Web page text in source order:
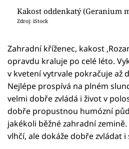
Kakost oddenkatý (Geranium
Zdroj: iStock
Zahradní kříženec, kakost
opravdu kraluje po celé léto.
v kvetení vytrvale pokračuje až
Nejlépe prospívá na plném
velmi dobře zvládá i život v
dobře propustnou humózní
jakékoli běžné zahradní
vlhčí, ale dokáže dobře zvládat